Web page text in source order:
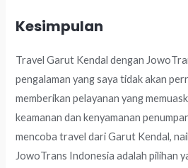
Kesimpulan
Travel Garut Kendal dengan
pengalaman yang saya tidak akan
memberikan pelayanan yang
keamanan dan kenyamanan
mencoba travel dari Garut Kendal,
JowoTrans Indonesia adalah pilihan